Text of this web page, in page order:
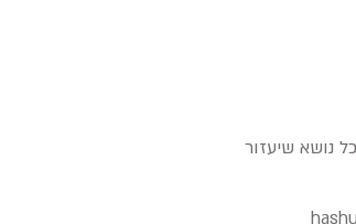
נושא שיעזור